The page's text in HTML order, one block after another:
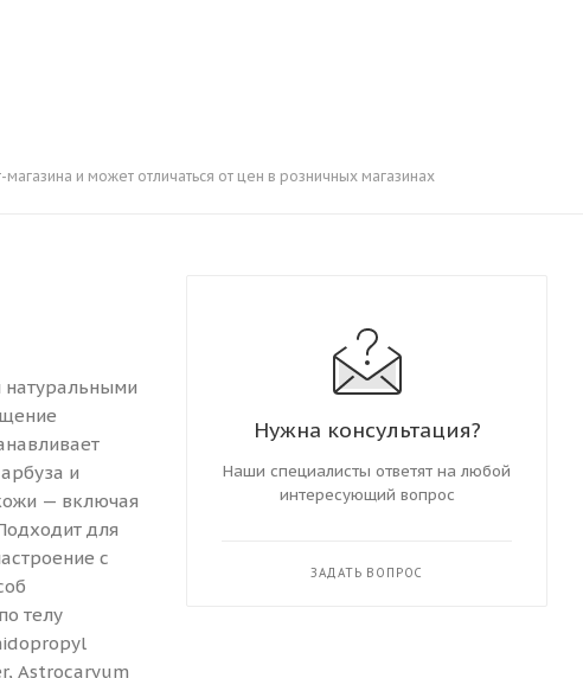
и может отличаться от цен в розничных магазинах
и
— включая
для
с
телу
Astrocaryum
Нужна консультация?
Наши специалисты ответят на любой
интересующий вопрос
ЗАДАТЬ ВОПРОС